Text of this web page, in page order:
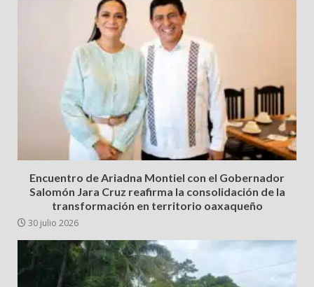
Encuentro de Ariadna Montiel con el Gobernador
Salomón Jara Cruz reafirma la consolidación de la
transformación en territorio oaxaqueño
30 julio 2026